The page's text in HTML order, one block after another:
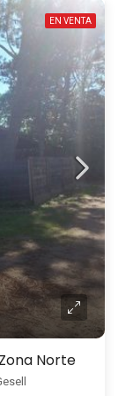
EN VENTA
Norte